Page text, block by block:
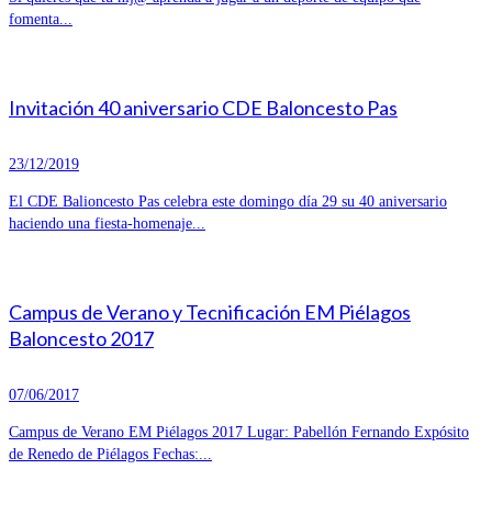
fomenta...
Invitación 40 aniversario CDE Baloncesto Pas
23/12/2019
El CDE Balioncesto Pas celebra este domingo día 29 su 40 aniversario
haciendo una fiesta-homenaje...
Campus de Verano y Tecnificación EM Piélagos
Baloncesto 2017
07/06/2017
Campus de Verano EM Piélagos 2017 Lugar: Pabellón Fernando Expósito
de Renedo de Piélagos Fechas:...